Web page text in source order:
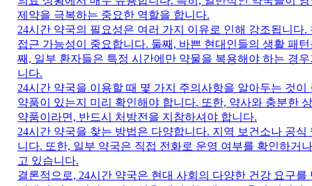
제약을 극복하는 중요한 역할을 합니다.
24시간 약국의 필요성은 여러 가지 이유로 인해 강조됩니
접근 가능성이 중요합니다. 둘째, 바쁜 현대인들의 생활 패
째, 일부 환자들은 특정 시간에만 약물을 복용해야 하는 경
니다.
24시간 약국을 이용할 때 몇 가지 주의사항을 알아두는 것
약품이 있는지 미리 확인해야 합니다. 또한, 약사와 충분한
약품이라면, 반드시 처방전을 지참하셔야 합니다.
24시간 약국을 찾는 방법은 다양합니다. 지역 보건소나 공
니다. 또한, 일부 약국은 직접 전화로 운영 여부를 확인하거
고 있습니다.
결론적으로, 24시간 약국은 현대 사회의 다양한 건강 요구